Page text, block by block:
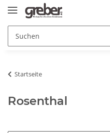
Startseite
Rosenthal